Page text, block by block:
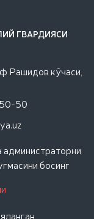
ГВАРДИЯСИ
Рашидов кўчаси,
50
администраторни
босинг